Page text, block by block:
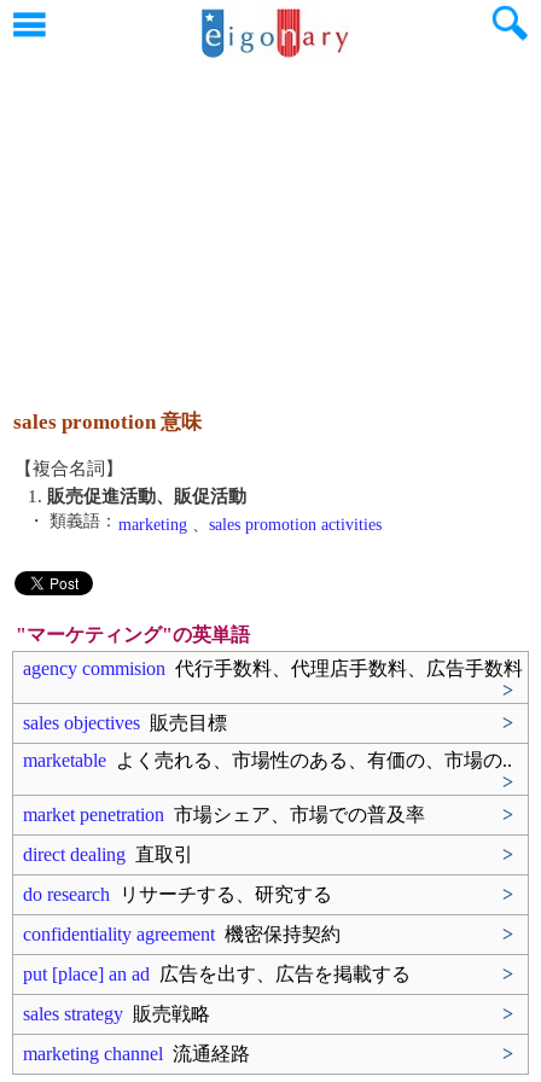
sales promotion 意味
【複合名詞】
1. 販売促進活動、販促活動
・ 類義語： marketing 、 sales promotion activities
"マーケティング"の英単語
agency commision 代行手数料、代理店手数料、広告手数料
>
sales objectives 販売目標
>
marketable よく売れる、市場性のある、有価の、市場の..
>
market penetration 市場シェア、市場での普及率
>
direct dealing 直取引
>
do research リサーチする、研究する
>
confidentiality agreement 機密保持契約
>
put [place] an ad 広告を出す、広告を掲載する
>
sales strategy 販売戦略
>
marketing channel 流通経路
>